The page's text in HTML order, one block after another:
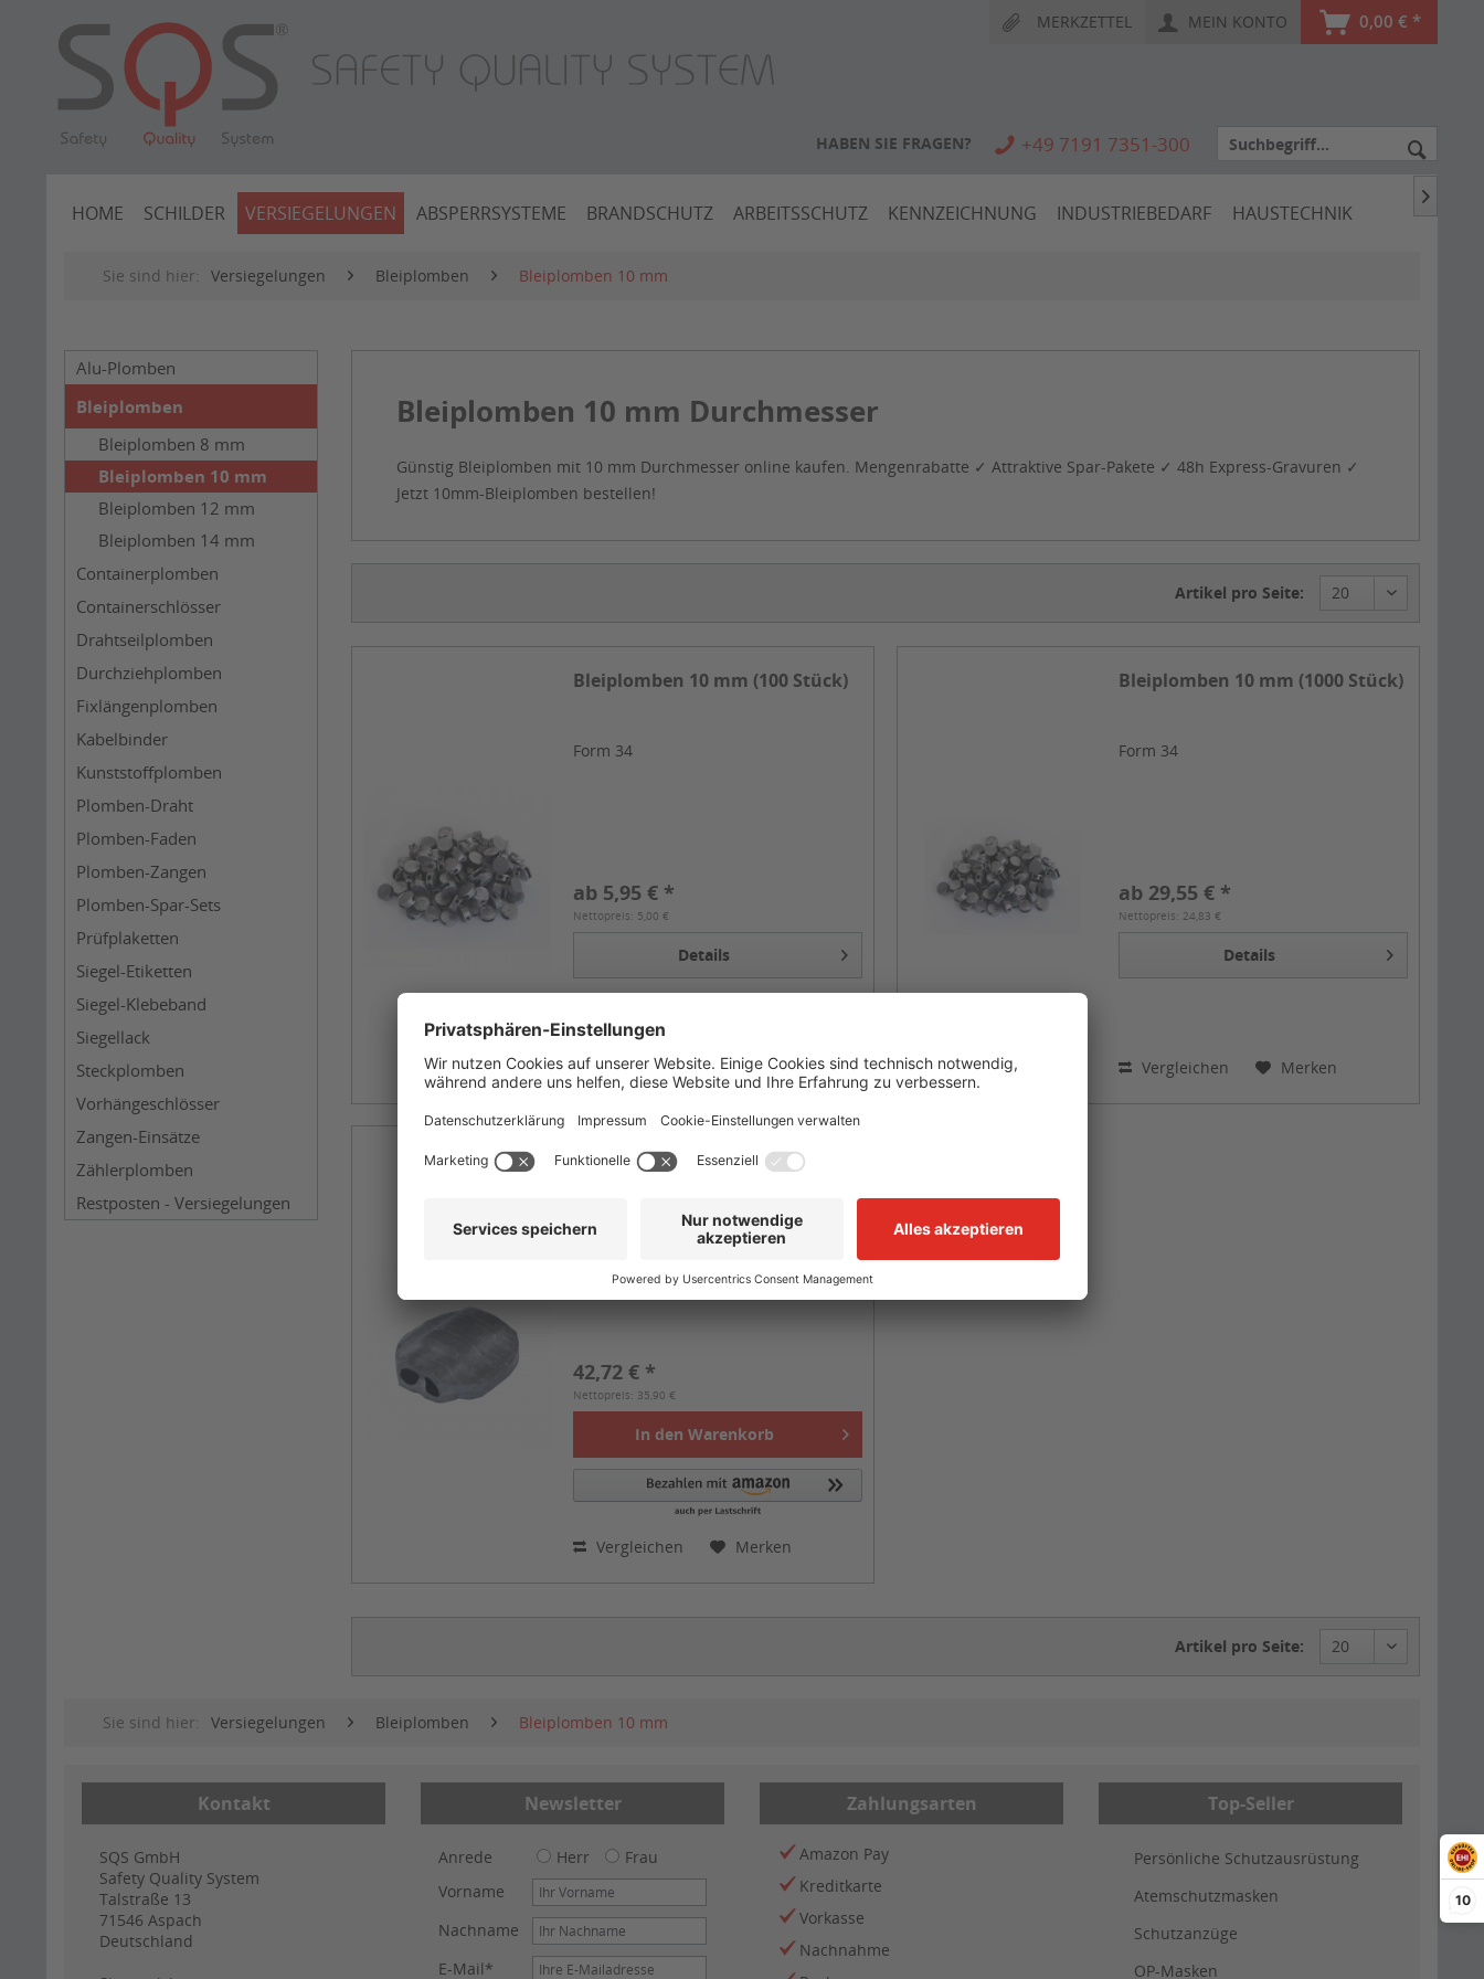
10
MERKZETTEL MEIN KONTO 0,00 € *
HABEN SIE FRAGEN? +49 7191 7351-300
HOME SCHILDER VERSIEGELUNGEN ABSPERRSYSTEME BRANDSCHUTZ ARBEITSSCHUTZ KENNZEICHNUNG INDUSTRIEBEDARF HAUSTECHNIK

Sie sind hier: Versiegelungen Bleiplomben Bleiplomben 10 mm
Alu-Plomben
Bleiplomben
Bleiplomben 8 mm
Bleiplomben 10 mm
Bleiplomben 12 mm
Bleiplomben 14 mm
Containerplomben
Containerschlösser
Drahtseilplomben
Durchziehplomben
Fixlängenplomben
Kabelbinder
Kunststoffplomben
Plomben-Draht
Plomben-Faden
Plomben-Zangen
Plomben-Spar-Sets
Prüfplaketten
Siegel-Etiketten
Siegel-Klebeband
Siegellack
Steckplomben
Vorhängeschlösser
Zangen-Einsätze
Zählerplomben
Restposten - Versiegelungen
Bleiplomben 10 mm Durchmesser
Günstig Bleiplomben mit 10 mm Durchmesser online kaufen. Mengenrabatte ✓ Attraktive Spar-Pakete ✓ 48h Express-Gravuren ✓
Jetzt 10mm-Bleiplomben bestellen!
Artikel pro Seite:
Bleiplomben 10 mm (100 Stück)
Form 34
ab 5,95 € *
Nettopreis: 5,00 €
Details
Vergleichen Merken
Bleiplomben 10 mm (1000 Stück)
Form 34
ab 29,55 € *
Nettopreis: 24,83 €
Details
Vergleichen Merken
Bleiplomben Form 44 (1.000 Stk.)
Form 44 / 10 mm
42,72 € *
Nettopreis: 35,90 €
In den Warenkorb
Vergleichen Merken
Artikel pro Seite:
Sie sind hier: Versiegelungen Bleiplomben Bleiplomben 10 mm
Kontakt
SQS GmbH
Safety Quality System
Talstraße 13
71546 Aspach
Deutschland
Newsletter
Anrede Herr
Frau
Vorname
Nachname
E-Mail*
Zahlungsarten
Amazon Pay
Kreditkarte
Vorkasse
Nachnahme
Top-Seller
Persönliche Schutzausrüstung
Atemschutzmasken
Schutzanzüge
OP-Masken